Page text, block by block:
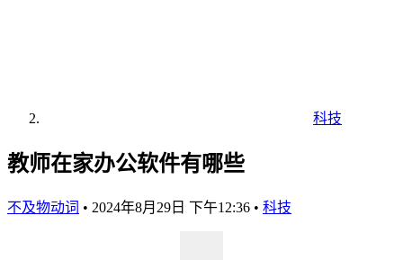
科技
教师在家办公软件有哪些
不及物动词 • 2024年8月29日 下午12:36 • 科技